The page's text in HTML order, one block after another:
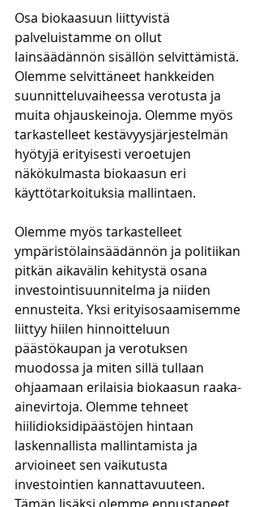
Osa biokaasuun liittyvistä
palveluistamme on ollut
lainsäädännön sisällön selvittämistä.
Olemme selvittäneet hankkeiden
suunnitteluvaiheessa verotusta ja
muita ohjauskeinoja. Olemme myös
tarkastelleet kestävyysjärjestelmän
hyötyjä erityisesti veroetujen
näkökulmasta biokaasun eri
käyttötarkoituksia mallintaen.
Olemme myös tarkastelleet
ympäristölainsäädännön ja politiikan
pitkän aikavälin kehitystä osana
investointisuunnitelma ja niiden
ennusteita. Yksi erityisosaamisemme
liittyy hiilen hinnoitteluun
päästökaupan ja verotuksen
muodossa ja miten sillä tullaan
ohjaamaan erilaisia biokaasun raaka-
ainevirtoja. Olemme tehneet
hiilidioksidipäästöjen hintaan
laskennallista mallintamista ja
arvioineet sen vaikutusta
investointien kannattavuuteen.